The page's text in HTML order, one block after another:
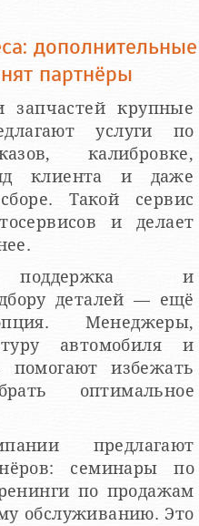
дополнительные
партнёры
запчастей крупные
услуги по
калибровке,
клиента и даже
Такой сервис
и делает
поддержка и
деталей — ещё
Менеджеры,
автомобиля и
помогают избежать
оптимальное
предлагают
семинары по
по продажам
обслуживанию. Это